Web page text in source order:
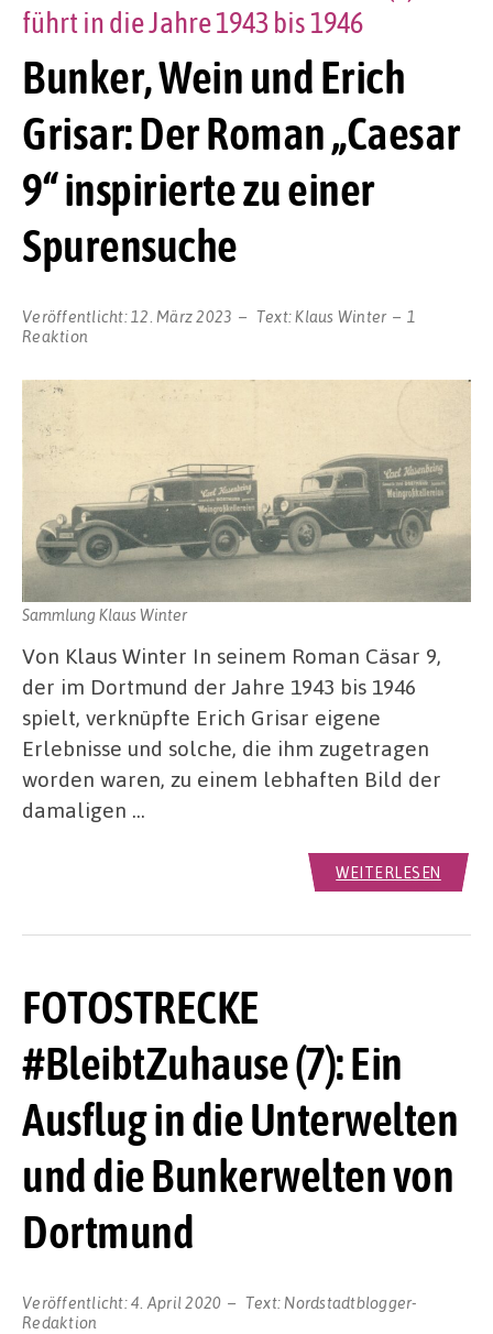
Bunker, Wein und Erich
Grisar: Der Roman „Caesar
9“ inspirierte zu einer
Spurensuche
führt in die Jahre 1943 bis 1946
Veröffentlicht: 12. März 2023 Text:Klaus Winter
1
Reaktion
Sammlung Klaus Winter
Von Klaus Winter In seinem Roman Cäsar 9,
der im Dortmund der Jahre 1943 bis 1946
spielt, verknüpfte Erich Grisar eigene
Erlebnisse und solche, die ihm zugetragen
worden waren, zu einem lebhaften Bild der
damaligen …
WEITERLESEN
FOTOSTRECKE
#BleibtZuhause (7): Ein
Ausflug in die Unterwelten
und die Bunkerwelten von
Dortmund
Veröffentlicht:4. April 2020 Text: Nordstadtblogger-
Redaktion